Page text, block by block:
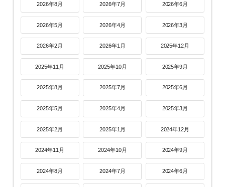
2026年8月 2026年7月 2026年6月
2026年5月 2026年4月 2026年3月
2026年2月 2026年1月 2025年12月
2025年11月 2025年10月 2025年9月
2025年8月 2025年7月 2025年6月
2025年5月 2025年4月 2025年3月
2025年2月 2025年1月 2024年12月
2024年11月 2024年10月 2024年9月
2024年8月 2024年7月 2024年6月